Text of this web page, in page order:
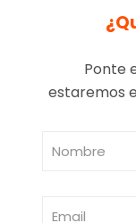
Ponte
estaremos